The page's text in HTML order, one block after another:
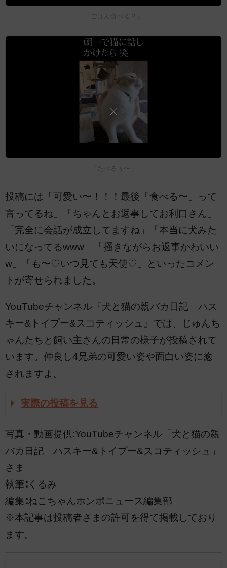
「ごはん食べる？」
「たべるぅ〜」
投稿には「可愛い〜！！！最後「食べる〜」って
言ってるね」「ちゃんとお返事してお利口さん」
「完全に会話が成立してますね」「本当に犬みた
いになってるwww」「掻きながらお返事かわいい
w」「も〜♡いつ見ても天使♡」といったコメン
トが寄せられました。
YouTubeチャンネル『犬と猫の親バカ日記 ハス
キー&トイプー&スコティッシュ』では、じゅんち
ゃんたちと飼い主さんの日常の様子が投稿されて
います。仲良し4兄弟の可愛い姿や面白い姿に癒
されますよ。
実際の投稿を見る
写真・動画提供:YouTubeチャンネル「犬と猫の親
バカ日記 ハスキー&トイプー&スコティッシュ」
さま
執筆∶くるみ
編集∶ねこちゃんホンポニュース編集部
※本記事は投稿者さまの許可を得て掲載しており
ます。